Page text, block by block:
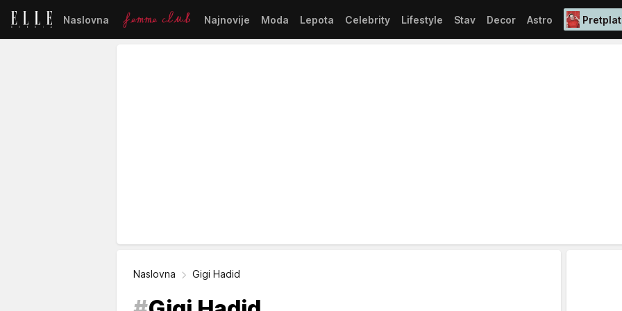
Naslovna Najnovije Moda Lepota Celebrity Lifestyle Stav Decor Astro
Naslovna Gigi Hadid